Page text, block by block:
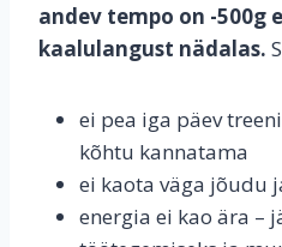
andev tempo on -500g
kaalulangust nädalas.
ei pea iga päev
kõhtu kannatama
ei kaota väga jõudu
energia ei kao ära –